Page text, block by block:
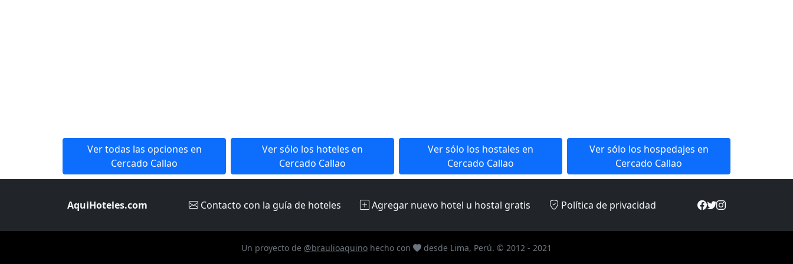
Ver todas las opciones en
Cercado Callao
Ver sólo los hoteles en
Cercado Callao
Ver sólo los hostales en
Cercado Callao
Ver sólo los hospedajes en
Cercado Callao
AquiHoteles.com Contacto con la guía de hoteles Agregar nuevo hotel u hostal gratis Política de privacidad
Un proyecto de @braulioaquino hecho con desde Lima, Perú. © 2012 - 2021